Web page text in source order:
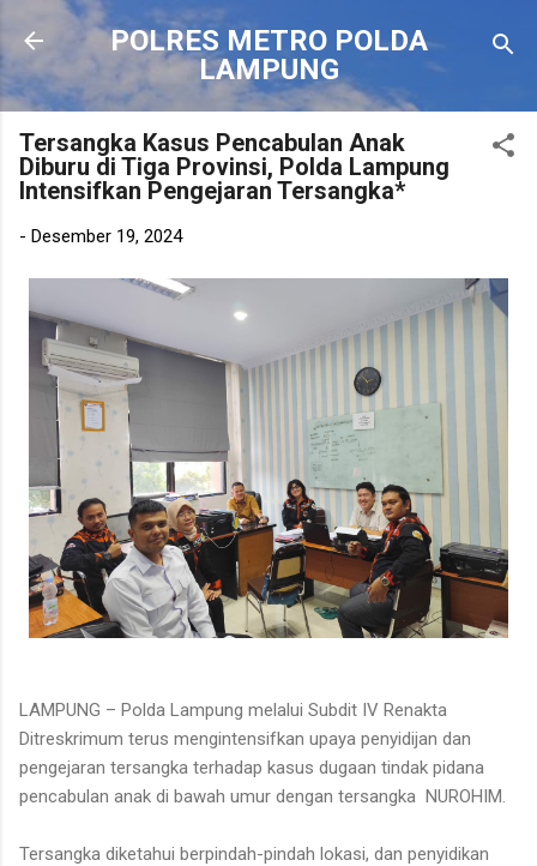
Langsung ke konten utama
POLRES METRO POLDA
LAMPUNG
Tersangka Kasus Pencabulan Anak
Diburu di Tiga Provinsi, Polda Lampung
Intensifkan Pengejaran Tersangka*
- Desember 19, 2024
LAMPUNG – Polda Lampung melalui Subdit IV Renakta
Ditreskrimum terus mengintensifkan upaya penyidijan dan
pengejaran tersangka terhadap kasus dugaan tindak pidana
pencabulan anak di bawah umur dengan tersangka NUROHIM.
Tersangka diketahui berpindah-pindah lokasi, dan penyidikan